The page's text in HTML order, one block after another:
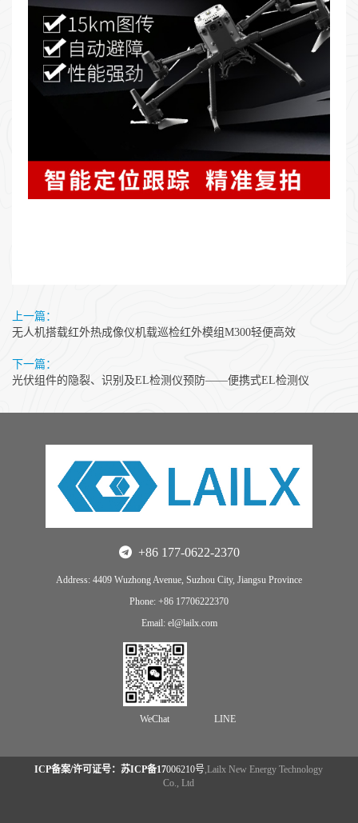
上一篇：
无人机搭载红外热成像仪机载巡检红外模组M300轻便高效
下一篇：
光伏组件的隐裂、识别及EL检测仪预防——便携式EL检测仪
+86 177-0622-2370
Address: 4409 Wuzhong Avenue, Suzhou City, Jiangsu Province
Phone: +86 17706222370
Email: el@lailx.com
WeChat LINE
ICP备案/许可证号：苏ICP备17006210号 ,Lailx New Energy Technology
Co., Ltd